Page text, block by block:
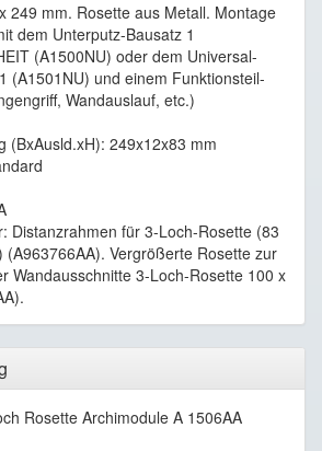
249 mm. Rosette aus Metall. Montage
dem Unterputz-Bausatz 1
(A1500NU) oder dem Universal-
(A1501NU) und einem Funktionsteil-
Wandauslauf, etc.)
(BxAusld.xH): 249x12x83 mm
Distanzrahmen für 3-Loch-Rosette (83
Vergrößerte Rosette zur
Wandausschnitte 3-Loch-Rosette 100 x
Rosette Archimodule A 1506AA